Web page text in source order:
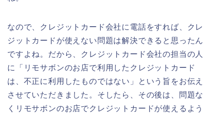
なので、クレジットカード会社に電話をすれば、クレ
ジットカードが使えない問題は解決できると思ったん
ですよね。だから、クレジットカード会社の担当の人
に「リモサボンのお店で利用したクレジットカード
は、不正に利用したものではない」という旨をお伝え
させていただきました。そしたら、その後は、問題な
くリモサボンのお店でクレジットカードが使えるよう